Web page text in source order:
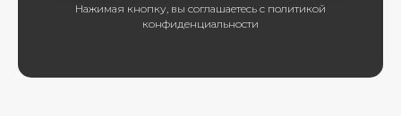
Нажимая кнопку, вы соглашаетесь с политикой
конфиденциальности